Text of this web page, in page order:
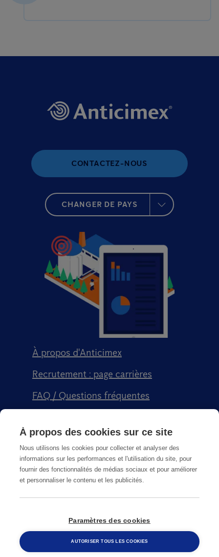
CONTACTEZ-NOUS
CHANGER DE PAYS
À propos d'Anticimex
Recrutement : page carrières
FAQ / Questions fréquentes
Conditions générales de vente CGPS
CGU
© Copyright2026Anticimex
À propos des cookies sur ce site
Nous utilisons les cookies pour collecter et analyser des
informations sur les performances et l'utilisation du site, pour
fournir des fonctionnalités de médias sociaux et pour améliorer
et personnaliser le contenu et les publicités.
Paramètres des cookies
AUTORISER TOUS LES COOKIES